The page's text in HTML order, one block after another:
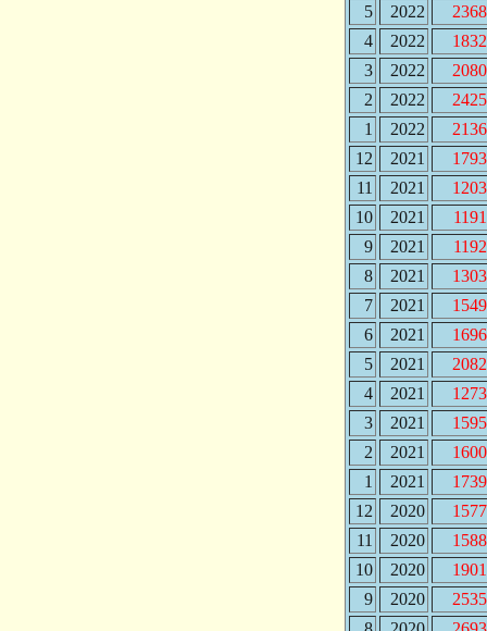
5
2022
4
2022
3
2022
2
2022
1
2022
12
2021
11
2021
10
2021
9
2021
8
2021
7
2021
6
2021
5
2021
4
2021
3
2021
2
2021
1
2021
12
2020
11
2020
10
2020
9
2020